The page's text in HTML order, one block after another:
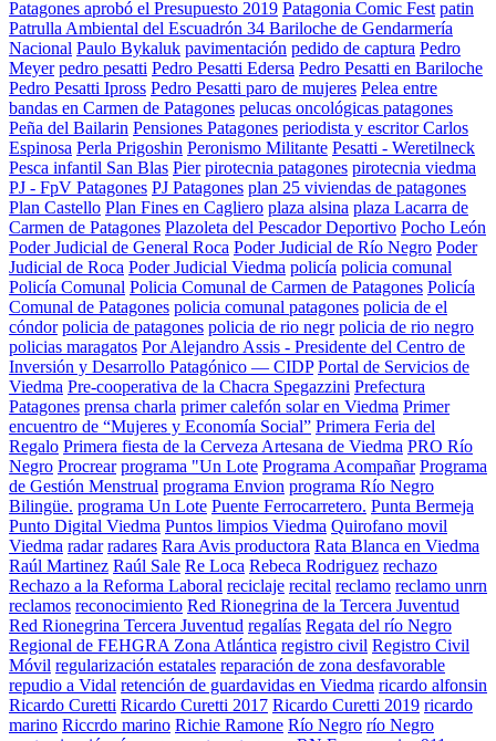
Patagones aprobó el Presupuesto 2019 Patagonia Comic Fest patin
Patrulla Ambiental del Escuadrón 34 Bariloche de Gendarmería
Nacional Paulo Bykaluk pavimentación pedido de captura Pedro
Meyer pedro pesatti Pedro Pesatti Edersa Pedro Pesatti en Bariloche
Pedro Pesatti Ipross Pedro Pesatti paro de mujeres Pelea entre
bandas en Carmen de Patagones pelucas oncológicas patagones
Peña del Bailarin Pensiones Patagones periodista y escritor Carlos
Espinosa Perla Prigoshin Peronismo Militante Pesatti - Weretilneck
Pesca infantil San Blas Pier pirotecnia patagones pirotecnia viedma
PJ - FpV Patagones PJ Patagones plan 25 viviendas de patagones
Plan Castello Plan Fines en Cagliero plaza alsina plaza Lacarra de
Carmen de Patagones Plazoleta del Pescador Deportivo Pocho León
Poder Judicial de General Roca Poder Judicial de Río Negro Poder
Judicial de Roca Poder Judicial Viedma policía policia comunal
Policía Comunal Policia Comunal de Carmen de Patagones Policía
Comunal de Patagones policia comunal patagones policia de el
cóndor policia de patagones policia de rio negr policia de rio negro
policias maragatos Por Alejandro Assis - Presidente del Centro de
Inversión y Desarrollo Patagónico — CIDP Portal de Servicios de
Viedma Pre-cooperativa de la Chacra Spegazzini Prefectura
Patagones prensa charla primer calefón solar en Viedma Primer
encuentro de “Mujeres y Economía Social” Primera Feria del
Regalo Primera fiesta de la Cerveza Artesana de Viedma PRO Río
Negro Procrear programa "Un Lote Programa Acompañar Programa
de Gestión Menstrual programa Envion programa Río Negro
Bilingüe. programa Un Lote Puente Ferrocarretero. Punta Bermeja
Punto Digital Viedma Puntos limpios Viedma Quirofano movil
Viedma radar radares Rara Avis productora Rata Blanca en Viedma
Raúl Martinez Raúl Sale Re Loca Rebeca Rodriguez rechazo
Rechazo a la Reforma Laboral reciclaje recital reclamo reclamo unrn
reclamos reconocimiento Red Rionegrina de la Tercera Juventud
Red Rionegrina Tercera Juventud regalías Regata del río Negro
Regional de FEHGRA Zona Atlántica registro civil Registro Civil
Móvil regularización estatales reparación de zona desfavorable
repudio a Vidal retención de guardavidas en Viedma ricardo alfonsin
Ricardo Curetti Ricardo Curetti 2017 Ricardo Curetti 2019 ricardo
marino Riccrdo marino Richie Ramone Río Negro río Negro